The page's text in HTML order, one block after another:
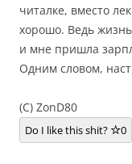
читалке, вместо
хорошо. Ведь
и мне пришла
Одним словом,
(C) ZonD80
Do I like this shit? 0